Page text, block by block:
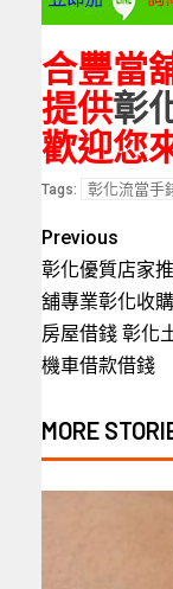
合豐當
提供彰
歡迎您
Tags: 彰化流當手
Previous
彰化優質店家
舖專業彰化收
房屋借錢 彰化
機車借款借錢
MORE